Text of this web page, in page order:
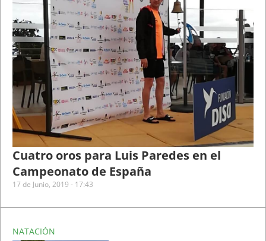
Cuatro oros para Luis Paredes en el
Campeonato de España
17 de Junio, 2019 - 17:43
NATACIÓN